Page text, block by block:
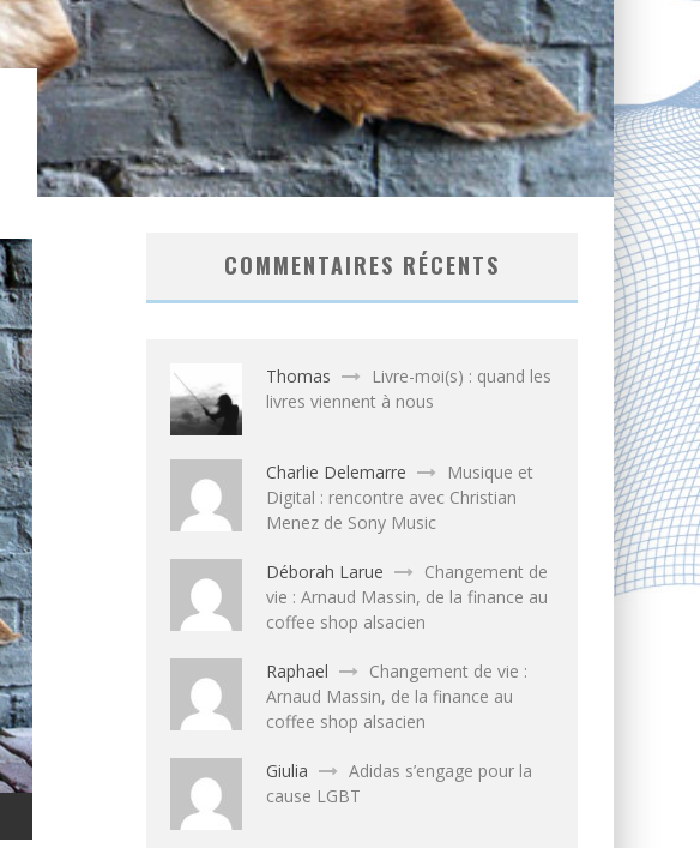
COMMENTAIRES RÉCENTS
Thomas
Livre-moi(s) : quand les
livres viennent à nous
Charlie Delemarre
Musique et
Digital : rencontre avec Christian
Menez de Sony Music
Déborah Larue
Changement de
vie : Arnaud Massin, de la finance au
coffee shop alsacien
Raphael
Changement de vie :
Arnaud Massin, de la finance au
coffee shop alsacien
Giulia
Adidas s’engage pour la
cause LGBT